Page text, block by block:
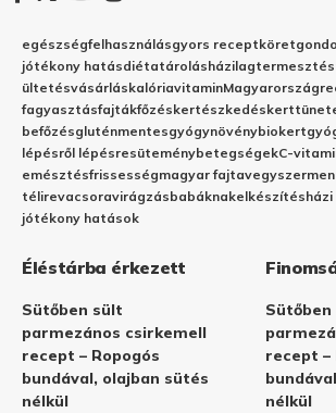
egészségfelhasználásgyors receptköret
jótékony hatásdiétatárolásházilagtermesztés
ültetésvásárláskalóriavitaminMagyarország
fagyasztásfajtákfőzéskertészkedéskert
befőzésgluténmentesgyógynövénybiokert
lépésről lépésresüteménybetegségekC-
emésztésfrissességmagyar fajta
télirevacsoravirágzásbabáknakelkészítés
jótékony hatások
Éléstárba érkezett
Sütőben sült
parmezános csirkemell
recept – Ropogós
bundával, olajban sütés
nélkül
recept –
nélkül